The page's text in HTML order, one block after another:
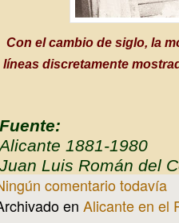
Con el cambio de siglo, la
líneas discretamente
Fuente:
Alicante 1881-1980
Juan Luis Román del
comentario todavía
en Alicante en el